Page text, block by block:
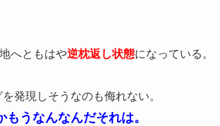
へともはや逆枕返し状態になっている。
発現しそうなのも侮れない。
うなんなんだそれは。